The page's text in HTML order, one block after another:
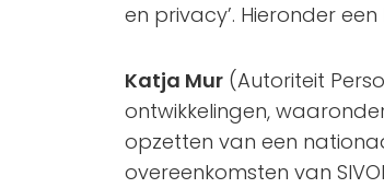
en privacy’. Hieronder
Katja Mur (Autoriteit
ontwikkelingen,
opzetten van een
overeenkomsten van